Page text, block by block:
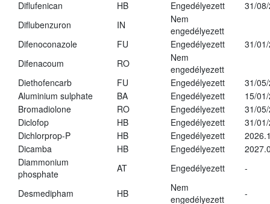
Diflufenican HB Engedélyezett
31/
Diflubenzuron
IN
Nem
engedélyezett
Difenoconazole
FU Engedélyezett
31/
Difenacoum
RO
Nem
engedélyezett
Diethofencarb
FU Engedélyezett
31/
Aluminium sulphate
BA Engedélyezett
15/
Bromadiolone
RO Engedélyezett
31/
Diclofop
HB Engedélyezett
31/
Dichlorprop-P
HB Engedélyezett
Dicamba
HB Engedélyezett
Diammonium
phosphate
AT Engedélyezett -
Desmedipham HB
Nem
engedélyezett
-